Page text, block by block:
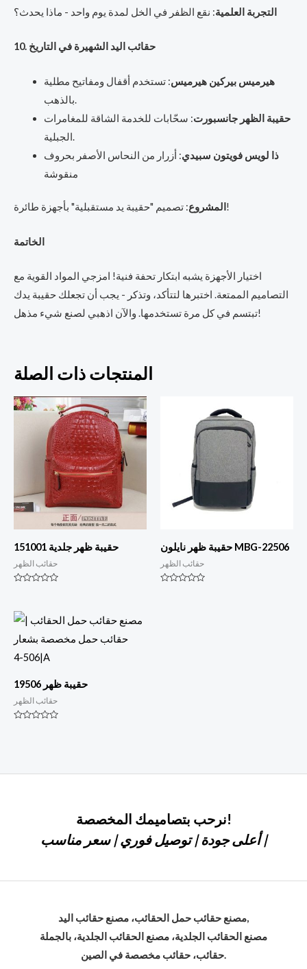
التجربة العلمية: نقع الظفر في الخل لمدة يوم واحد - ماذا يحدث؟
10. حقائب اليد الشهيرة في التاريخ
هيرميس بيركين هيرميس: تستخدم أقفال ومفاتيح مطلية
بالذهب.
حقيبة الظهر جانسبورت: سحّابات للخدمة الشاقة للمغامرات
الجبلية.
ذا لويس فويتون سبيدي: أزرار من النحاس الأصفر بحروف
منقوشة
المشروع : تصميم "حقيبة يد مستقبلية" بأجهزة طائرة!
الخاتمة
اختيار الأجهزة يشبه ابتكار تحفة فنية! امزجي المواد القوية مع
التصاميم الممتعة. اختبرها لتتأكد، وتذكر - يجب أن تجعلك حقيبة يدك
تبتسم في كل مرة تستخدمها. والآن اذهبي لصنع شيء مذهل!
المنتجات ذات الصلة
حقيبة ظهر جلدية 151001
حقائب الظهر
أصل
5
حقيبة ظهر نايلون MBG-22506
حقائب الظهر
حقيبة ظهر 19506
حقائب الظهر
نرحب بتصاميمك المخصصة!
أعلى جودة | توصيل فوري | سعر مناسب |
مصنع حقائب حمل الحقائب، مصنع حقائب اليد,
مصنع الحقائب الجلدية، مصنع الحقائب الجلدية، بالجملة
حقائب، حقائب مخصصة في الصين.